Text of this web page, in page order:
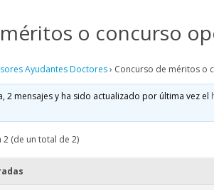
SOMOS PDI
2023
2015
MESA DE PAS o concurso
Ayudantes Doctores› Concurso de méritos o
2 mensajes y ha sido actualizado por última vez el
2 (de un total de 2)